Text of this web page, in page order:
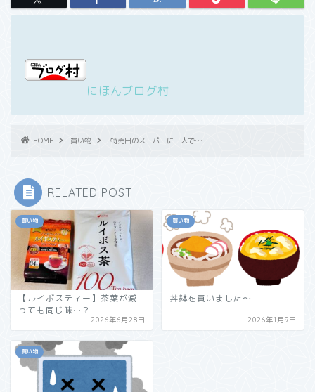
にほんブログ村
HOME 買い物 特売日のスーパーに一人で…
RELATED POST
買い物
【ルイボスティー】茶葉が減
っても同じ味…？
2026年6月28日
買い物
丼鉢を買いました～
2026年1月9日
買い物